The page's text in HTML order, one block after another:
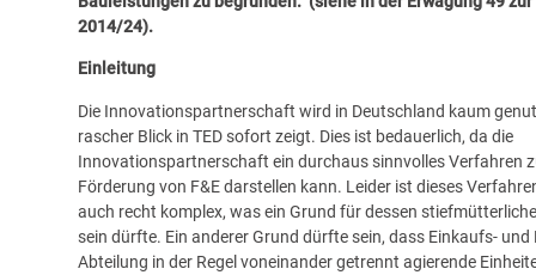
2014/24).
Einleitung
Die Innovationspartnerschaft wird in Deutschland kaum
rascher Blick in TED sofort zeigt. Dies ist bedauerlich, da die
Innovationspartnerschaft ein durchaus sinnvolles Verfahren
Förderung von F&E darstellen kann. Leider ist dieses
auch recht komplex, was ein Grund für dessen
sein dürfte. Ein anderer Grund dürfte sein, dass Einkaufs- und
Abteilung in der Regel voneinander getrennt agierende